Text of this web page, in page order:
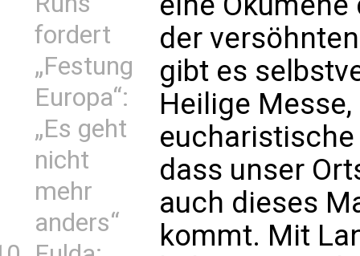
fordert
„Festung
Europa“:
„Es geht
nicht
mehr
anders“
der
gibt es
Heilige
dass unser
auch dieses
kommt. Mit